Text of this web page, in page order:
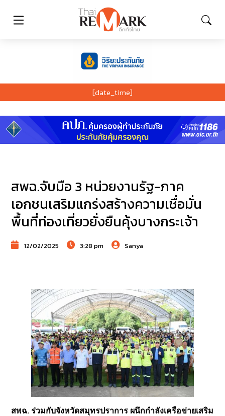
[date_time]
สพฉ.จับมือ 3 หน่วยงานรัฐ-ภาค
เอกชนเสริมแกร่งสร้างความเชื่อมั่น
พื้นที่ท่องเที่ยวยั่งยืนคุ้งบางกระเจ้า
12/02/2025 3:28 pm Sanya
สพฉ. ร่วมกับจังหวัดสมุทรปราการ ผนึกกำลังเครือข่ายเสริม